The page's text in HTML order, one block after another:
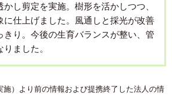
し剪定を実施。樹形を活かしつつ、
に仕上げました。風通しと採光が改善
きり。今後の生育バランスが整い、管
ました。
）より前の情報および提携終了した法人の情